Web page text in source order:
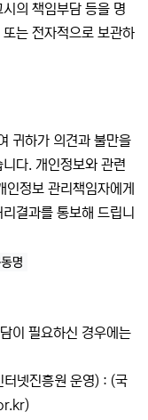
의 책임부담 등을 명
는 전자적으로 보관하
귀하가 의견과 불만을
다. 개인정보와 관련
정보 관리책임자에게
결과를 통보해 드립니
이 필요하신 경우에는
넷진흥원 운영) : (국
)